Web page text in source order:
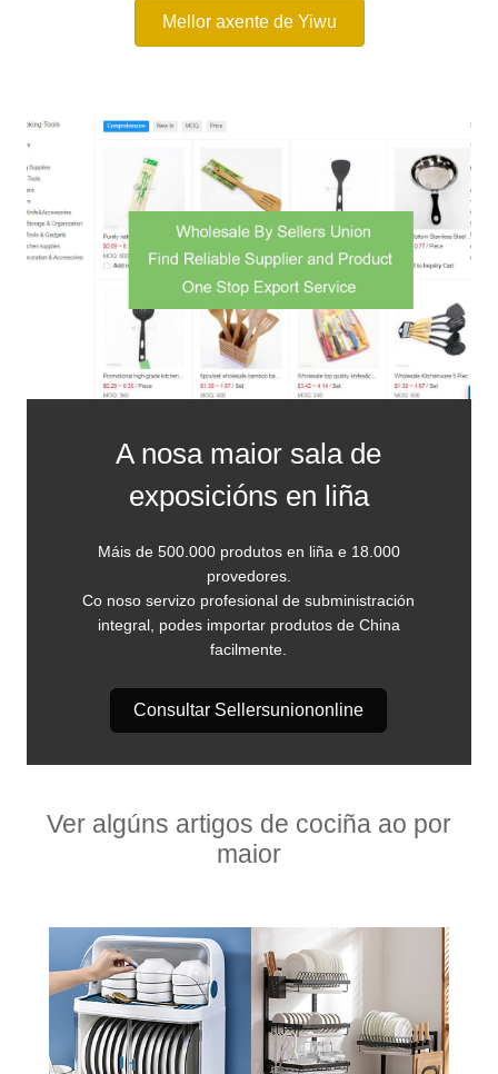
Mellor axente de Yiwu
A nosa maior sala de
exposicións en liña
Máis de 500.000 produtos en liña e 18.000
provedores.
Co noso servizo profesional de subministración
integral, podes importar produtos de China
facilmente.
Consultar Sellersuniononline
Ver algúns artigos de cociña ao por
maior